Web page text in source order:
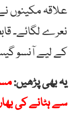
علاقہ مکینوں
نعرے لگائے۔
کے لیے آنسو
یہ بھی پڑھیں:
سے ہٹانے کی